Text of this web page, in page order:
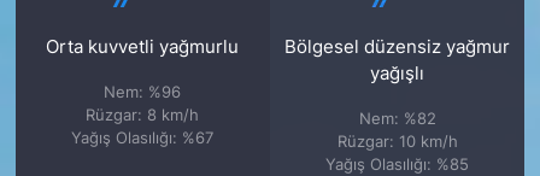
Orta kuvvetli yağmurlu
Nem: %96
Rüzgar: 8 km/h
Yağış Olasılığı: %67
Bölgesel düzensiz yağmur
yağışlı
Nem: %82
Rüzgar: 10 km/h
Yağış Olasılığı: %85